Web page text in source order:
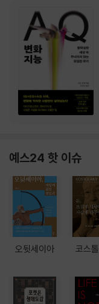
예스24 핫 이슈
오뒷세이아 코스